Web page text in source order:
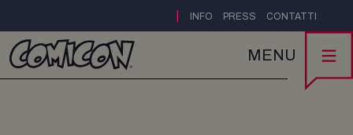
INFO PRESS CONTATTI
MENU